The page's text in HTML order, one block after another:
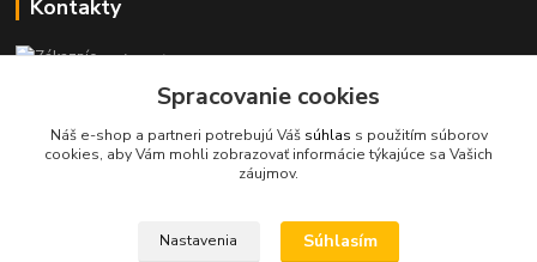
Kontakty
Zákaznícka podpora KaravanPoint
+421902309993
(Po-Pia, 9-18 hod.)
info@karavanpoint.sk
Spracovanie cookies
Náš e-shop a partneri potrebujú Váš súhlas s použitím súborov
cookies, aby Vám mohli zobrazovať informácie týkajúce sa Vašich
záujmov.
Nastavenia Súhlasím